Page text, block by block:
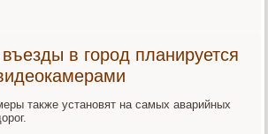
в город планируется
также установят на самых аварийных